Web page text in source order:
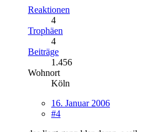
Reaktionen
4
Trophäen
4
Beiträge
1.456
Wohnort
Köln
16. Januar 2006
#4